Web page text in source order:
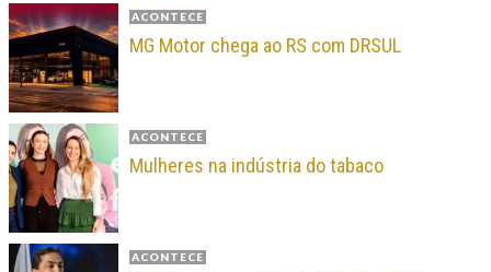
ACONTECE
MG Motor chega ao RS com DRSUL
ACONTECE
Mulheres na indústria do tabaco
ACONTECE